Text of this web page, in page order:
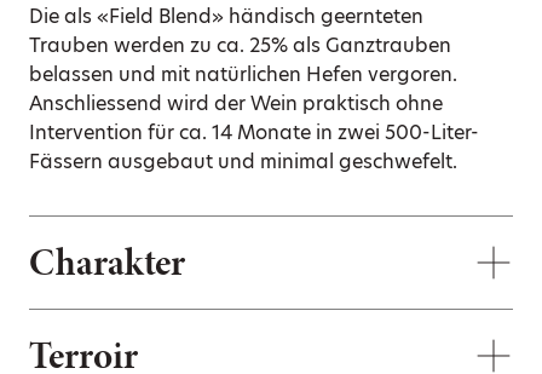
Die als «Field Blend» händisch geernteten
Trauben werden zu ca. 25% als Ganztrauben
belassen und mit natürlichen Hefen vergoren.
Anschliessend wird der Wein praktisch ohne
Intervention für ca. 14 Monate in zwei 500-Liter-
Fässern ausgebaut und minimal geschwefelt.
Charakter
Terroir